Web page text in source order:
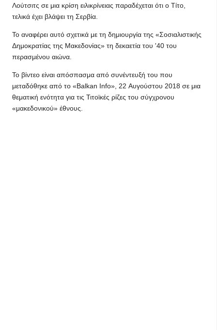
Λούτσιτς σε μια κρίση ειλικρίνειας παραδέχεται ότι ο Τίτο,
τελικά έχει βλάψει τη Σερβία.
Το αναφέρει αυτό σχετικά με τη δημιουργία της «Σοσιαλιστικής
Δημοκρατίας της Μακεδονίας» τη δεκαετία του '40 του
περασμένου αιώνα.
Το βίντεο είναι απόσπασμα από συνέντευξή του που
μεταδόθηκε από το «Balkan Info», 22 Αυγούστου 2018 σε μια
θεματική ενότητα για τις Τιτοϊκές ρίζες του σύγχρονου
«μακεδονικού» έθνους.